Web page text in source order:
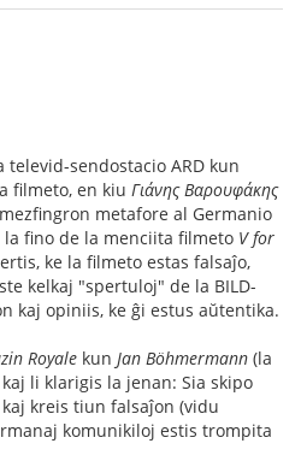
televid-sendostacio ARD kun
filmeto, en kiu Γιάνης Βαρουφάκης
metafore al Germanio
la fino de la menciita filmeto V for
ke la filmeto estas falsaĵo,
kelkaj "spertuloj" de la BILD-
kaj opiniis, ke ĝi estus aŭtentika.
Royale kun Jan Böhmermann (la
kaj li klarigis la jenan: Sia skipo
kreis tiun falsaĵon (vidu
komunikiloj estis trompita